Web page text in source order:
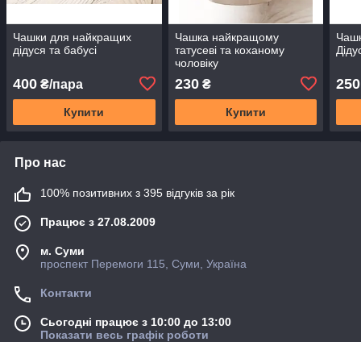
Чашки для найкращих
дідуся та бабусі
400 ₴/пара
Купити
Чашка найкращому
татусеві та коханому
чоловіку
230₴
Купити
250
Про нас
100% позитивних з 395 відгуків за рік
Працює з 27.08.2009
м. Суми
проспект Перемоги 115, Суми, Україна
Контакти
Сьогодні працює з 10:00 до 13:00
Показати весь графік роботи